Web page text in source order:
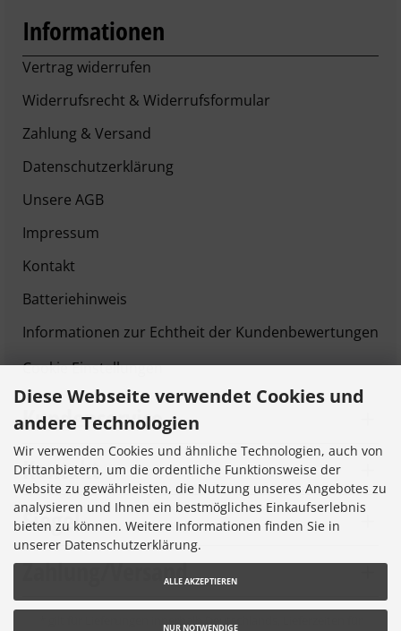
Informationen
Vertrag widerrufen
Widerrufsrecht & Widerrufsformular
Zahlung & Versand
Datenschutzerklärung
Unsere AGB
Impressum
Kontakt
Batteriehinweis
Informationen zur Echtheit der Kundenbewertungen
Cookie Einstellungen
Kundenservice
Kontakt
Siegel
Zahlung/Versand
Diese Webseite verwendet Cookies und
andere Technologien
Wir verwenden Cookies und ähnliche Technologien, auch von
Drittanbietern, um die ordentliche Funktionsweise der
Website zu gewährleisten, die Nutzung unseres Angebotes zu
analysieren und Ihnen ein bestmögliches Einkaufserlebnis
bieten zu können. Weitere Informationen finden Sie in
unserer Datenschutzerklärung.
ALLE AKZEPTIEREN
NUR NOTWENDIGE